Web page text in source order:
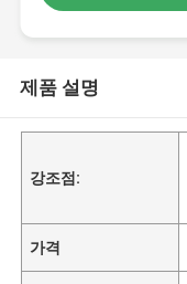
제품 설명
강조점:
가격